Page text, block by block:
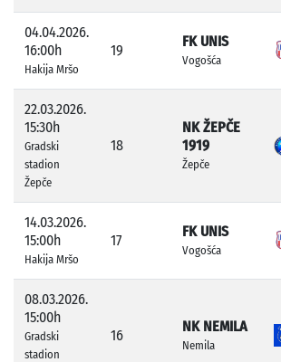
04.04.2026.
16:00h
Hakija Mršo
19
FK UNIS
Vogošća
22.03.2026.
15:30h
Gradski
stadion
Žepče
18
NK ŽEPČE
1919
Žepče
14.03.2026.
15:00h
Hakija Mršo
17
FK UNIS
Vogošća
08.03.2026.
15:00h
Gradski
stadion
16
NK NEMILA
Nemila